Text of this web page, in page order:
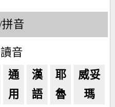
音
音
通
用
漢
語
耶
魯
威妥
瑪